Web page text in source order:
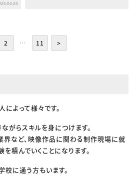
2 … 11 >
よって様々です。
がらスキルを身につけます。
界など、映像作品に関わる制作現場に就
積んでいくことになります。
に通う方もいます。